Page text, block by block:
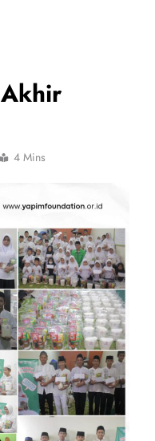
4 Mins